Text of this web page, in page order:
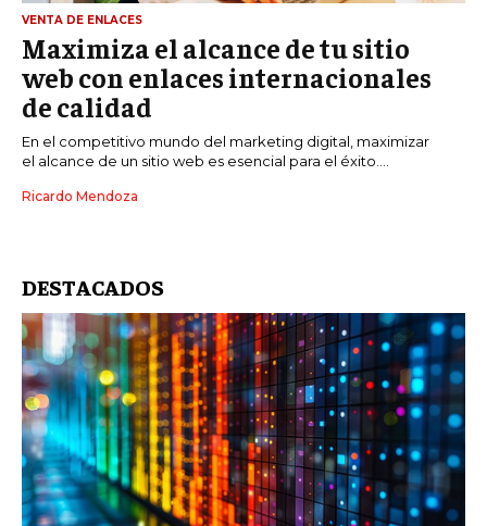
VENTA DE ENLACES
Maximiza el alcance de tu sitio
web con enlaces internacionales
de calidad
En el competitivo mundo del marketing digital, maximizar
el alcance de un sitio web es esencial para el éxito....
Ricardo Mendoza
DESTACADOS